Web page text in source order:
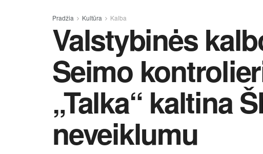
Pradžia Kultūra Kalba
Valstybinės
Seimo
„Talka“ kaltina
neveiklumu